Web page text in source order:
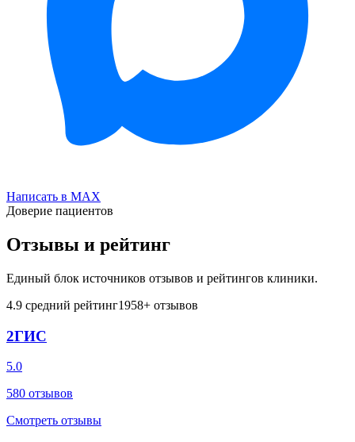
Написать в MAX
Доверие пациентов
Отзывы и рейтинг
Единый блок источников отзывов и рейтингов клиники.
4.9 средний рейтинг1958+ отзывов
2ГИС
5.0
580 отзывов
Смотреть отзывы